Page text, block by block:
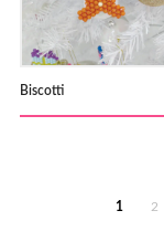
Biscotti
1 2